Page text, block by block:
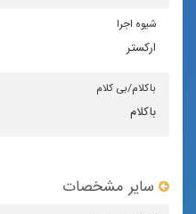
شیوه اجرا
اركستر
باكلام/بی كلام
باکلام
سایر مشخصات